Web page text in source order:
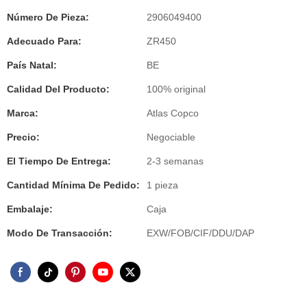
Número De Pieza: 2906049400
Adecuado Para: ZR450
País Natal: BE
Calidad Del Producto: 100% original
Marca: Atlas Copco
Precio: Negociable
El Tiempo De Entrega: 2-3 semanas
Cantidad Mínima De Pedido: 1 pieza
Embalaje: Caja
Modo De Transacción: EXW/FOB/CIF/DDU/DAP